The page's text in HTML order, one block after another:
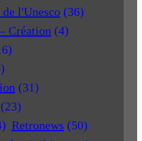
l'Unesco (36)
Création (4)
(31)
(23)
Retronews (50)